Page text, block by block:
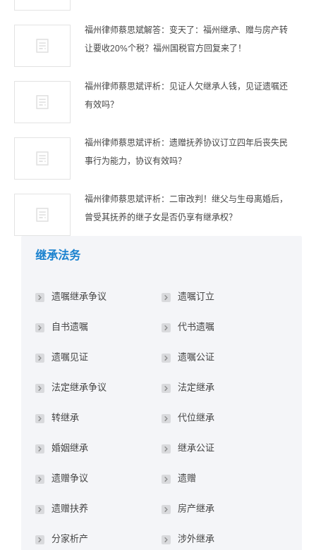
福州律师蔡思斌解答：变天了：福州继承、赠与房产转
让要收20%个税？福州国税官方回复来了！
福州律师蔡思斌评析：见证人欠继承人钱，见证遗嘱还
有效吗？
福州律师蔡思斌评析：遗赠抚养协议订立四年后丧失民
事行为能力，协议有效吗？
福州律师蔡思斌评析：二审改判！继父与生母离婚后，
曾受其抚养的继子女是否仍享有继承权？
继承法务
遗嘱继承争议 遗嘱订立
自书遗嘱 代书遗嘱
遗嘱见证 遗嘱公证
法定继承争议 法定继承
转继承 代位继承
婚姻继承 继承公证
遗赠争议 遗赠
遗赠扶养 房产继承
分家析产 涉外继承